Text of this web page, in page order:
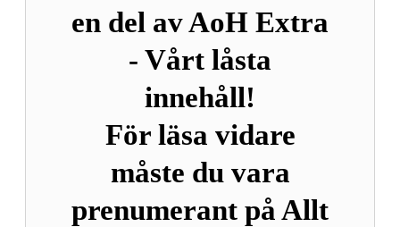
en del av AoH Extra
- Vårt låsta
innehåll!
För läsa vidare
måste du vara
prenumerant på Allt